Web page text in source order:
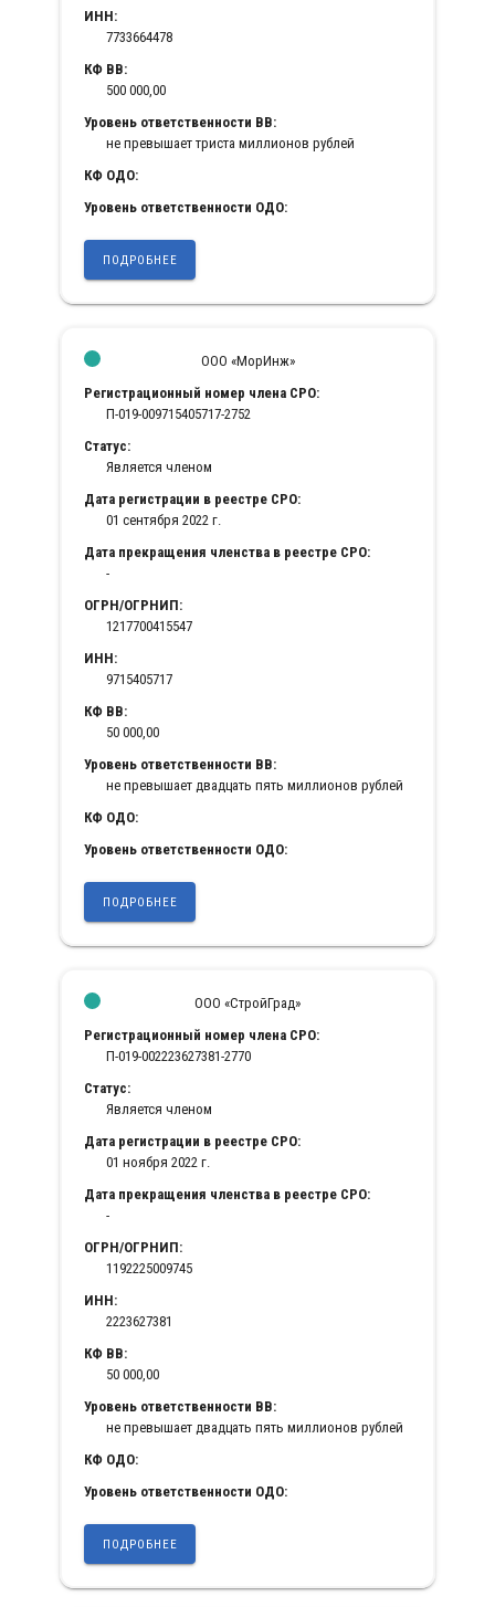
ИНН:
7733664478
КФ ВВ:
500 000,00
Уровень ответственности ВВ:
не превышает триста миллионов рублей
КФ ОДО:
Уровень ответственности ОДО:
ПОДРОБНЕЕ
ООО «МорИнж»
Регистрационный номер члена СРО:
П-019-009715405717-2752
Статус:
Является членом
Дата регистрации в реестре СРО:
01 сентября 2022 г.
Дата прекращения членства в реестре СРО:
-
ОГРН/ОГРНИП:
1217700415547
ИНН:
9715405717
КФ ВВ:
50 000,00
Уровень ответственности ВВ:
не превышает двадцать пять миллионов рублей
КФ ОДО:
Уровень ответственности ОДО:
ПОДРОБНЕЕ
ООО «СтройГрад»
Регистрационный номер члена СРО:
П-019-002223627381-2770
Статус:
Является членом
Дата регистрации в реестре СРО:
01 ноября 2022 г.
Дата прекращения членства в реестре СРО:
-
ОГРН/ОГРНИП:
1192225009745
ИНН:
2223627381
КФ ВВ:
50 000,00
Уровень ответственности ВВ:
не превышает двадцать пять миллионов рублей
КФ ОДО:
Уровень ответственности ОДО:
ПОДРОБНЕЕ